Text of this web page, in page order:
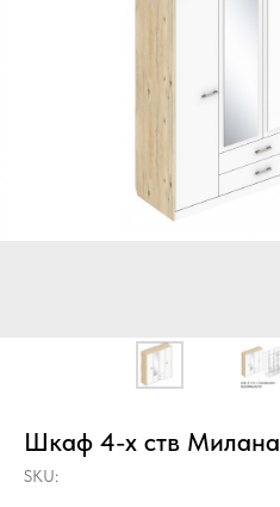
Шкаф 4-х ств Милана
SKU: